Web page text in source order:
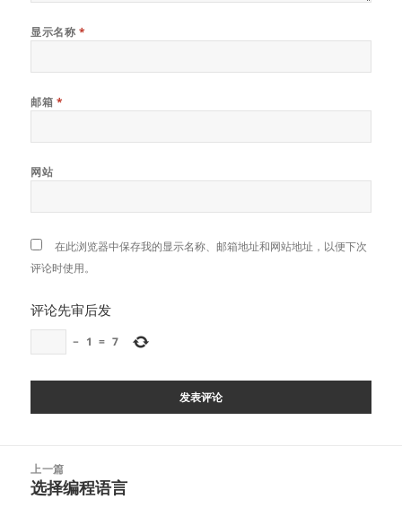
显示名称 *
邮箱 *
网站
在此浏览器中保存我的显示名称、邮箱地址和网站地址，以便下次
评论时使用。
评论先审后发
− 1 = 7
上一篇
上
选择编程语言